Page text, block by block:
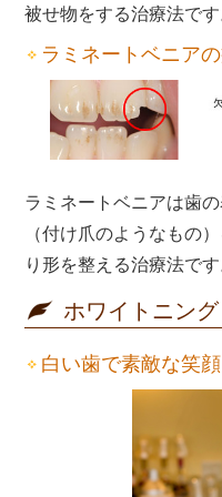
被せ物をする治療法です
ラミネートベニアの
ラミネートベニアは歯
（付け爪のようなもの
り形を整える治療法です
ホワイトニング
白い歯で素敵な笑顔